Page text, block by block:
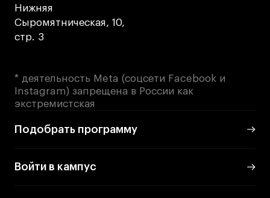
Нижняя
Сыромятническая, 10,
стр. 3
* деятельность Meta (соцсети Facebook и
Instagram) запрещена в России как
экстремистская
Подобрать программу
Войти в кампус